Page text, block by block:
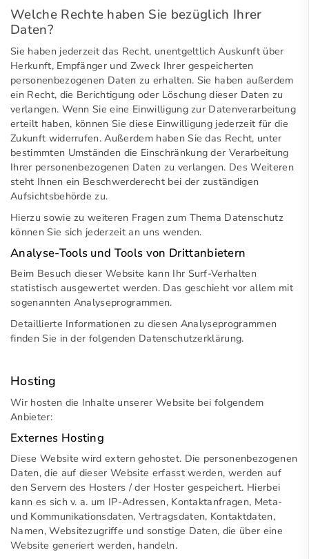
Welche Rechte haben Sie bezüglich Ihrer
Daten?
Sie haben jederzeit das Recht, unentgeltlich Auskunft über
Herkunft, Empfänger und Zweck Ihrer gespeicherten
personenbezogenen Daten zu erhalten. Sie haben außerdem
ein Recht, die Berichtigung oder Löschung dieser Daten zu
verlangen. Wenn Sie eine Einwilligung zur Datenverarbeitung
erteilt haben, können Sie diese Einwilligung jederzeit für die
Zukunft widerrufen. Außerdem haben Sie das Recht, unter
bestimmten Umständen die Einschränkung der Verarbeitung
Ihrer personenbezogenen Daten zu verlangen. Des Weiteren
steht Ihnen ein Beschwerderecht bei der zuständigen
Aufsichtsbehörde zu.
Hierzu sowie zu weiteren Fragen zum Thema Datenschutz
können Sie sich jederzeit an uns wenden.
Analyse-Tools und Tools von Dritt­anbietern
Beim Besuch dieser Website kann Ihr Surf-Verhalten
statistisch ausgewertet werden. Das geschieht vor allem mit
sogenannten Analyseprogrammen.
Detaillierte Informationen zu diesen Analyseprogrammen
finden Sie in der folgenden Datenschutzerklärung.
Hosting
Wir hosten die Inhalte unserer Website bei folgendem
Anbieter:
Externes Hosting
Diese Website wird extern gehostet. Die personenbezogenen
Daten, die auf dieser Website erfasst werden, werden auf
den Servern des Hosters / der Hoster gespeichert. Hierbei
kann es sich v. a. um IP-Adressen, Kontaktanfragen, Meta-
und Kommunikationsdaten, Vertragsdaten, Kontaktdaten,
Namen, Websitezugriffe und sonstige Daten, die über eine
Website generiert werden, handeln.